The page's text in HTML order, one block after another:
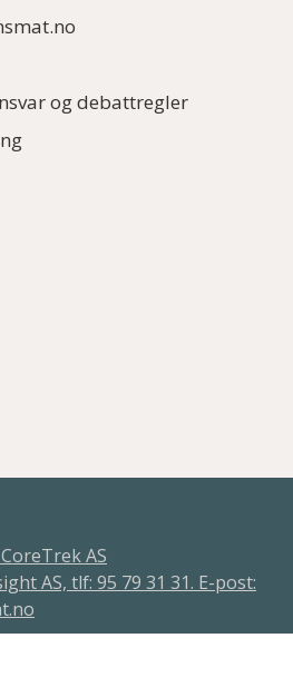
og debattregler
AS
AS, tlf: 95 79 31 31. E-post: